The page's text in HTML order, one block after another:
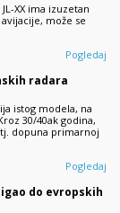
XX ima izuzetan
može se
Pogledaj
radara
istog modela, na
30/40ak godina,
dopuna primarnoj
Pogledaj
do evropskih